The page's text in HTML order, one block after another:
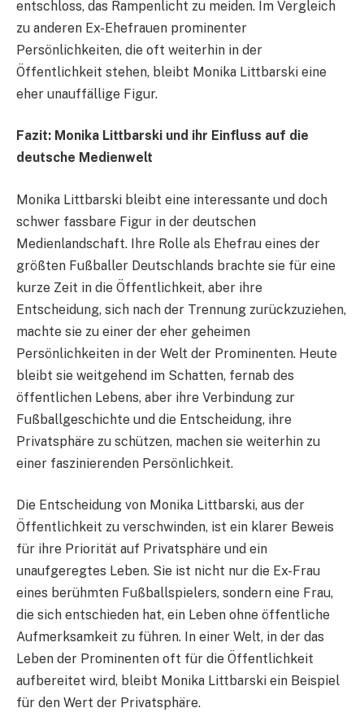
entschloss, das Rampenlicht zu meiden. Im Vergleich
zu anderen Ex-Ehefrauen prominenter
Persönlichkeiten, die oft weiterhin in der
Öffentlichkeit stehen, bleibt Monika Littbarski eine
eher unauffällige Figur.
Fazit: Monika Littbarski und ihr Einfluss auf die
deutsche Medienwelt
Monika Littbarski bleibt eine interessante und doch
schwer fassbare Figur in der deutschen
Medienlandschaft. Ihre Rolle als Ehefrau eines der
größten Fußballer Deutschlands brachte sie für eine
kurze Zeit in die Öffentlichkeit, aber ihre
Entscheidung, sich nach der Trennung zurückzuziehen,
machte sie zu einer der eher geheimen
Persönlichkeiten in der Welt der Prominenten. Heute
bleibt sie weitgehend im Schatten, fernab des
öffentlichen Lebens, aber ihre Verbindung zur
Fußballgeschichte und die Entscheidung, ihre
Privatsphäre zu schützen, machen sie weiterhin zu
einer faszinierenden Persönlichkeit.
Die Entscheidung von Monika Littbarski, aus der
Öffentlichkeit zu verschwinden, ist ein klarer Beweis
für ihre Priorität auf Privatsphäre und ein
unaufgeregtes Leben. Sie ist nicht nur die Ex-Frau
eines berühmten Fußballspielers, sondern eine Frau,
die sich entschieden hat, ein Leben ohne öffentliche
Aufmerksamkeit zu führen. In einer Welt, in der das
Leben der Prominenten oft für die Öffentlichkeit
aufbereitet wird, bleibt Monika Littbarski ein Beispiel
für den Wert der Privatsphäre.